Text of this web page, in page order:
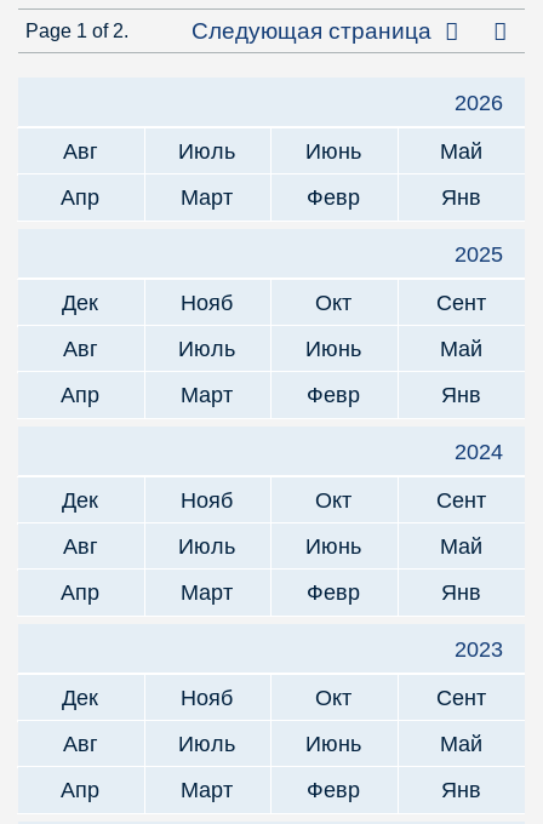
Page 1 of 2. Следующая страница
2026
Авг
Июль Июнь
Май
Апр
Март Февр Янв
2025
Дек
Нояб Окт
Сент
Авг
Июль Июнь
Май
Апр
Март Февр Янв
2024
Дек
Нояб Окт
Сент
Авг
Июль Июнь
Май
Апр
Март Февр Янв
2023
Дек
Нояб Окт
Сент
Авг
Июль Июнь
Май
Апр
Март Февр Янв